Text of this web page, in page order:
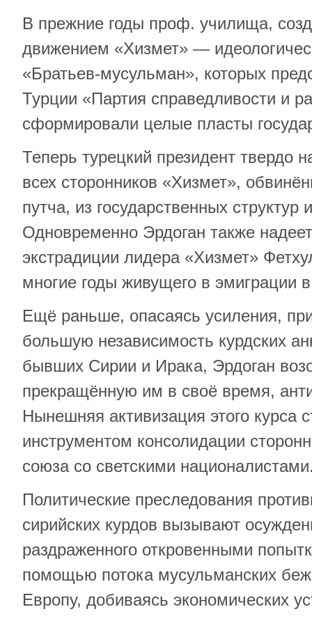
В прежние годы проф. училища,
движением «Хизмет» —
«Братьев-мусульман», которых
Турции «Партия справедливости и
сформировали целые пласты
Теперь турецкий президент твердо
всех сторонников «Хизмет»,
путча, из государственных
Одновременно Эрдоган также
экстрадиции лидера «Хизмет»
многие годы живущего в эмиграции
Ещё раньше, опасаясь усиления,
большую независимость курдских
бывших Сирии и Ирака, Эрдоган
прекращённую им в своё время,
Нынешняя активизация этого курса
инструментом консолидации
союза со светскими
Политические преследования
сирийских курдов вызывают
раздраженного откровенными
помощью потока мусульманских
Европу, добиваясь экономических